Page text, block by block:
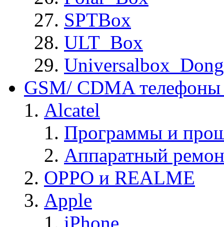
SPTBox
ULT_Box
GSM/ CDMA
Alcatel
Программы и
Аппаратный
OPPO и REALME
Apple
iPhone